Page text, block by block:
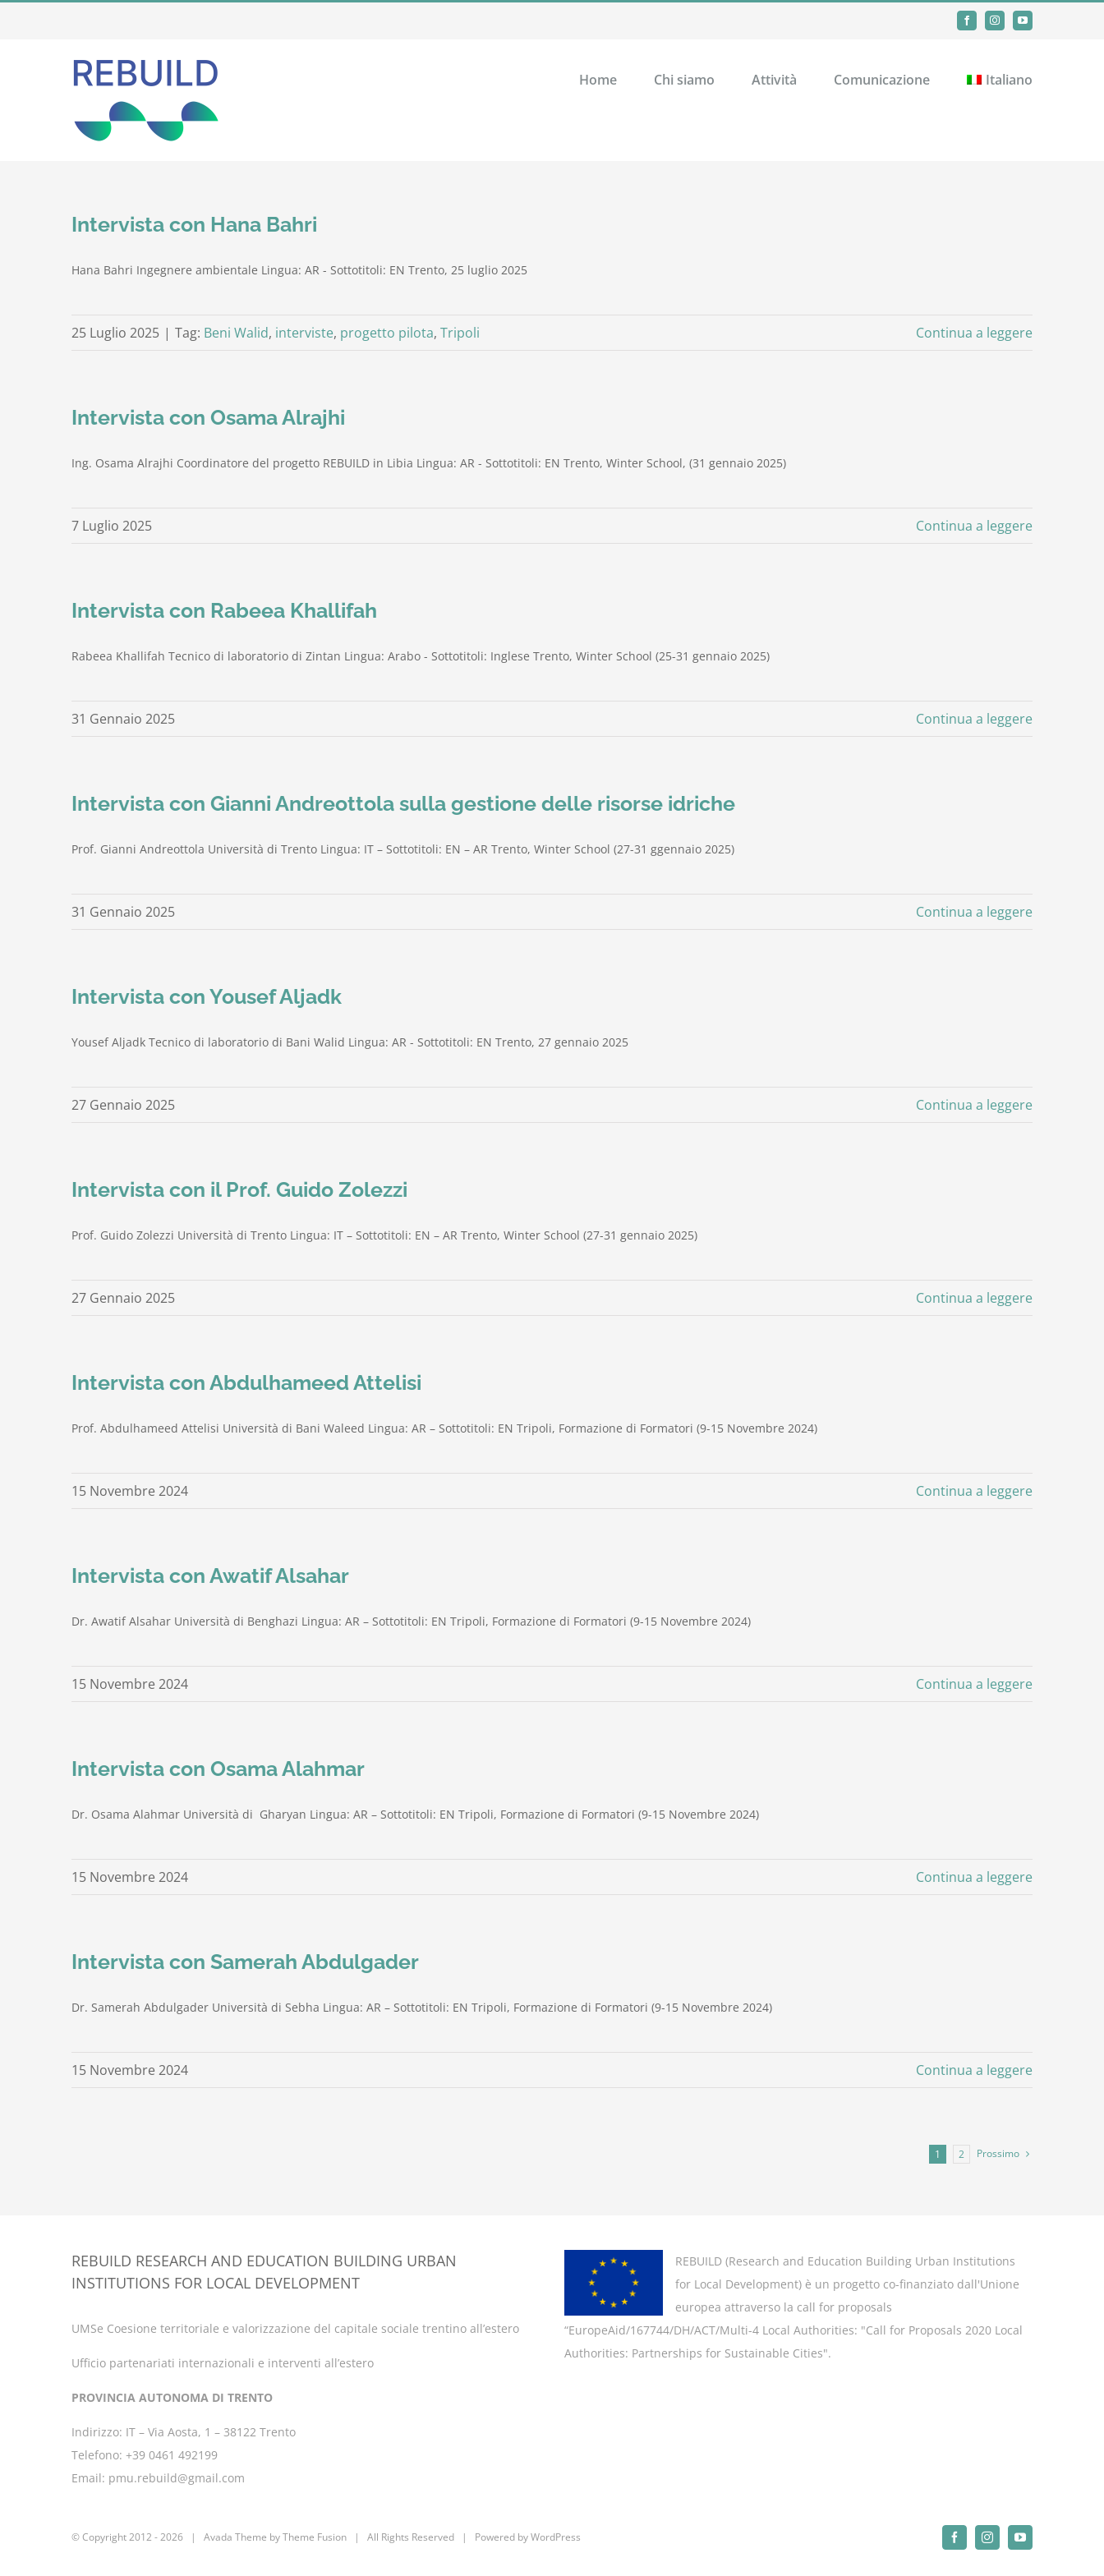
FacebookInstagramYouTube
Home Chi siamo Attività Comunicazione Italiano
Intervista con Hana Bahri
Hana Bahri Ingegnere ambientale Lingua: AR - Sottotitoli: EN Trento, 25 luglio 2025
25 Luglio 2025 | Tag: Beni Walid, interviste, progetto pilota, Tripoli Continua a leggere
Intervista con Osama Alrajhi
Ing. Osama Alrajhi Coordinatore del progetto REBUILD in Libia Lingua: AR - Sottotitoli: EN Trento, Winter School, (31 gennaio 2025)
7 Luglio 2025 Continua a leggere
Intervista con Rabeea Khallifah
Rabeea Khallifah Tecnico di laboratorio di Zintan Lingua: Arabo - Sottotitoli: Inglese Trento, Winter School (25-31 gennaio 2025)
31 Gennaio 2025 Continua a leggere
Intervista con Gianni Andreottola sulla gestione delle risorse idriche
Prof. Gianni Andreottola Università di Trento Lingua: IT – Sottotitoli: EN – AR Trento, Winter School (27-31 ggennaio 2025)
31 Gennaio 2025 Continua a leggere
Intervista con Yousef Aljadk
Yousef Aljadk Tecnico di laboratorio di Bani Walid Lingua: AR - Sottotitoli: EN Trento, 27 gennaio 2025
27 Gennaio 2025 Continua a leggere
Intervista con il Prof. Guido Zolezzi
Prof. Guido Zolezzi Università di Trento Lingua: IT – Sottotitoli: EN – AR Trento, Winter School (27-31 gennaio 2025)
27 Gennaio 2025 Continua a leggere
Intervista con Abdulhameed Attelisi
Prof. Abdulhameed Attelisi Università di Bani Waleed Lingua: AR – Sottotitoli: EN Tripoli, Formazione di Formatori (9-15 Novembre 2024)
15 Novembre 2024 Continua a leggere
Intervista con Awatif Alsahar
Dr. Awatif Alsahar Università di Benghazi Lingua: AR – Sottotitoli: EN Tripoli, Formazione di Formatori (9-15 Novembre 2024)
15 Novembre 2024 Continua a leggere
Intervista con Osama Alahmar
Dr. Osama Alahmar Università di Gharyan Lingua: AR – Sottotitoli: EN Tripoli, Formazione di Formatori (9-15 Novembre 2024)
15 Novembre 2024 Continua a leggere
Intervista con Samerah Abdulgader
Dr. Samerah Abdulgader Università di Sebha Lingua: AR – Sottotitoli: EN Tripoli, Formazione di Formatori (9-15 Novembre 2024)
15 Novembre 2024 Continua a leggere
1 2 Prossimo
REBUILD RESEARCH AND EDUCATION BUILDING URBAN
INSTITUTIONS FOR LOCAL DEVELOPMENT
UMSe Coesione territoriale e valorizzazione del capitale sociale trentino all’estero
Ufficio partenariati internazionali e interventi all’estero
PROVINCIA AUTONOMA DI TRENTO
Indirizzo: IT – Via Aosta, 1 – 38122 Trento
Telefono: +39 0461 492199
Email: pmu.rebuild@gmail.com
REBUILD (Research and Education Building Urban Institutions
for Local Development) è un progetto co-finanziato dall'Unione
europea attraverso la call for proposals
“EuropeAid/167744/DH/ACT/Multi-4 Local Authorities: "Call for Proposals 2020 Local
Authorities: Partnerships for Sustainable Cities".
© Copyright 2012 -2026 | Avada Theme byTheme Fusion | All Rights Reserved | Powered byWordPress FacebookInstagramYouTube